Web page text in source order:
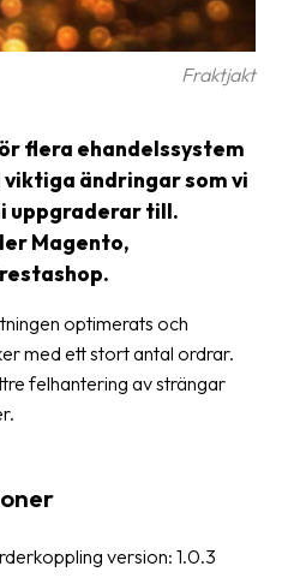
Fraktjakt
flera ehandelssystem
ändringar som vi
uppgraderar till.
Magento,
optimerats och
med ett stort antal ordrar.
felhantering av strängar
version: 1.0.3